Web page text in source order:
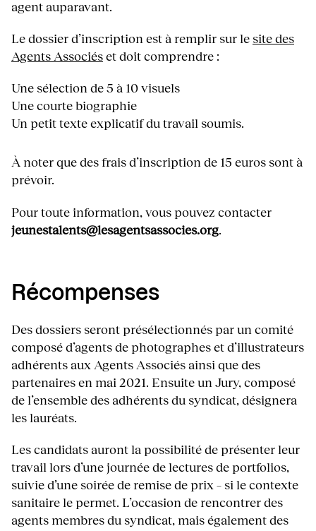
agent auparavant.
Le dossier d’inscription est à remplir sur le site des
Agents Associéset doit comprendre :
Une sélection de 5 à 10 visuels
Une courte biographie
Un petit texte explicatif du travail soumis.
À noter que des frais d’inscription de 15 euros sont à
prévoir.
Pour toute information, vous pouvez contacter
jeunestalents@lesagentsassocies.org.
Récompenses
Des dossiers seront présélectionnés par un comité
composé d’agents de photographes et d’illustrateurs
adhérents aux Agents Associés ainsi que des
partenaires en mai 2021. Ensuite un Jury, composé
de l’ensemble des adhérents du syndicat, désignera
les lauréats.
Les candidats auront la possibilité de présenter leur
travail lors d’une journée de lectures de portfolios,
suivie d’une soirée de remise de prix – si le contexte
sanitaire le permet. L’occasion de rencontrer des
agents membres du syndicat, mais également des